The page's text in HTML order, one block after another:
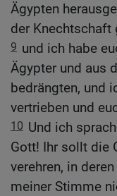
Ägypten
der Knechtschaft
9 und ich habe
Ägypter und aus
bedrängten, und
vertrieben und
10 Und ich
Gott! Ihr sollt die
verehren, in
meiner Stimme